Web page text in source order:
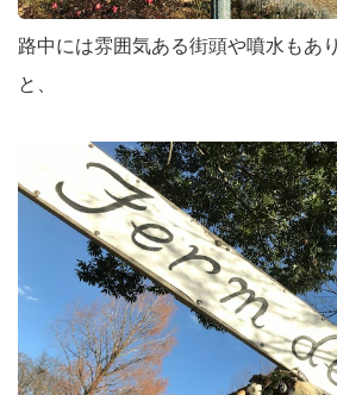
路中には雰囲気ある街頭や噴水もあ
と、